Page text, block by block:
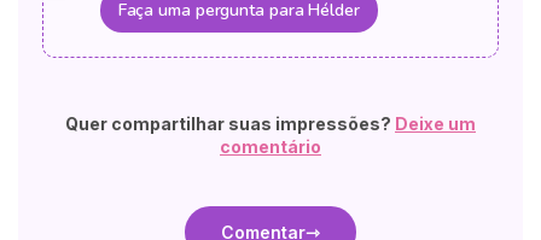
Faça uma pergunta para Hélder
Quer compartilhar suas impressões? Deixe um
comentário
Comentar